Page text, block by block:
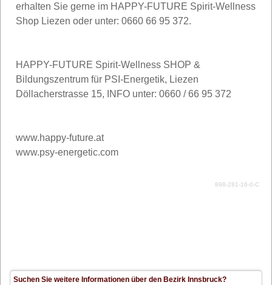
erhalten Sie gerne im HAPPY-FUTURE Spirit-Wellness
Shop Liezen oder unter: 0660 66 95 372.
HAPPY-FUTURE Spirit-Wellness SHOP &
Bildungszentrum für PSI-Energetik, Liezen
Döllacherstrasse 15, INFO unter: 0660 / 66 95 372
www.happy-future.at
www.psy-energetic.com
898-281-16-0-C
Suchen Sie weitere Informationen über den Bezirk Innsbruck?